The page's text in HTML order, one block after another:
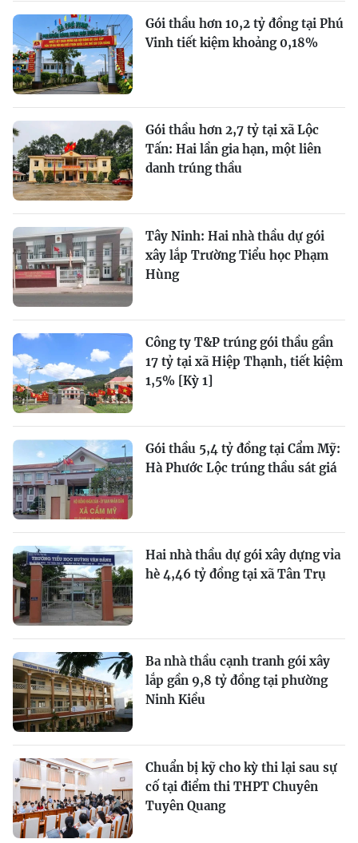
Gói thầu hơn 10,2 tỷ đồng tại Phú
Vinh tiết kiệm khoảng 0,18%
Gói thầu hơn 2,7 tỷ tại xã Lộc
Tấn: Hai lần gia hạn, một liên
danh trúng thầu
Tây Ninh: Hai nhà thầu dự gói
xây lắp Trường Tiểu học Phạm
Hùng
Công ty T&P trúng gói thầu gần
17 tỷ tại xã Hiệp Thạnh, tiết kiệm
1,5% [Kỳ 1]
Gói thầu 5,4 tỷ đồng tại Cẩm Mỹ:
Hà Phước Lộc trúng thầu sát giá
Hai nhà thầu dự gói xây dựng vỉa
hè 4,46 tỷ đồng tại xã Tân Trụ
Ba nhà thầu cạnh tranh gói xây
lắp gần 9,8 tỷ đồng tại phường
Ninh Kiều
Chuẩn bị kỹ cho kỳ thi lại sau sự
cố tại điểm thi THPT Chuyên
Tuyên Quang